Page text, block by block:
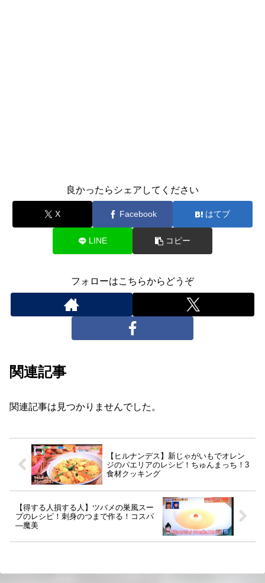
良かったらシェアしてください
X Facebook はてブ
LINE コピー
フォローはこちらからどうぞ
関連記事
関連記事は見つかりませんでした。
【ヒルナンデス】新じゃがいもでオレン
ジのパエリアのレシピ！ちゅんまっち！3
食材クッキング
【得する人損する人】ツバメの巣風スー
プのレシピ！刺身のつまで作る！コスパ
―魔美